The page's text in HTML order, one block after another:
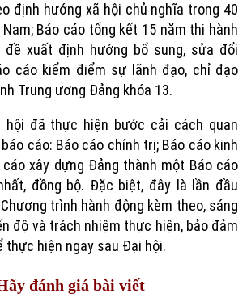
định hướng xã hội chủ nghĩa trong 40
Báo cáo tổng kết 15 năm thi hành
xuất định hướng bổ sung, sửa đổi
cáo kiểm điểm sự lãnh đạo, chỉ đạo
Trung ương Đảng khóa 13.
hội đã thực hiện bước cải cách quan
cáo: Báo cáo chính trị; Báo cáo kinh
xây dựng Đảng thành một Báo cáo
đồng bộ. Đặc biệt, đây là lần đầu
trình hành động kèm theo, sáng
độ và trách nhiệm thực hiện, bảo đảm
thực hiện ngay sau Đại hội.
đánh giá bài viết